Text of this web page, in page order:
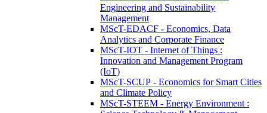
Engineering and Sustainability
Management
MScT-EDACF - Economics, Data
Analytics and Corporate Finance
MScT-IOT - Internet of Things :
Innovation and Management Program
(IoT)
MScT-SCUP - Economics for Smart Cities
and Climate Policy
MScT-STEEM - Energy Environment :